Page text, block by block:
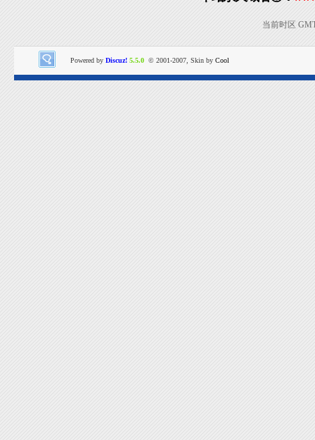
当前时区
Powered by Discuz! 5.5.0 © 2001-2007, Skin by Cool